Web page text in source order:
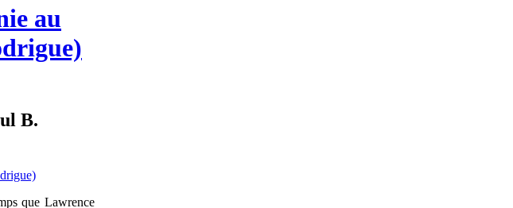
au
B.
que Lawrence